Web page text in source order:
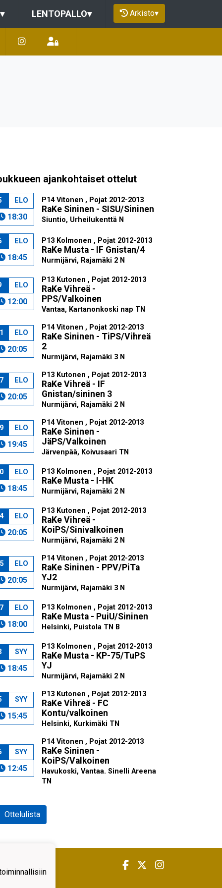
▾ LENTOPALLO▾ Arkisto▾
ajankohtaiset ottelut
ELO
18:30
P14 Vitonen , Pojat 2012-2013
RaKe Sininen - SISU/Sininen
Siuntio, Urheilukenttä N
ELO
18:45
P13 Kolmonen , Pojat 2012-2013
RaKe Musta - IF Gnistan/4
Nurmijärvi, Rajamäki 2 N
ELO
12:00
P13 Kutonen , Pojat 2012-2013
RaKe Vihreä -
PPS/Valkoinen
Vantaa, Kartanonkoski nap TN
ELO
20:05
P14 Vitonen , Pojat 2012-2013
RaKe Sininen - TiPS/Vihreä
2
Nurmijärvi, Rajamäki 3 N
ELO
20:05
P13 Kutonen , Pojat 2012-2013
RaKe Vihreä - IF
Gnistan/sininen 3
Nurmijärvi, Rajamäki 2 N
ELO
19:45
P14 Vitonen , Pojat 2012-2013
RaKe Sininen -
JäPS/Valkoinen
Järvenpää, Koivusaari TN
ELO
18:45
P13 Kolmonen , Pojat 2012-2013
RaKe Musta - I-HK
Nurmijärvi, Rajamäki 2 N
ELO
20:05
P13 Kutonen , Pojat 2012-2013
RaKe Vihreä -
KoiPS/Sinivalkoinen
Nurmijärvi, Rajamäki 2 N
ELO
20:05
P14 Vitonen , Pojat 2012-2013
RaKe Sininen - PPV/PiTa
YJ2
Nurmijärvi, Rajamäki 3 N
ELO
18:00
P13 Kolmonen , Pojat 2012-2013
RaKe Musta - PuiU/Sininen
Helsinki, Puistola TN B
SYY
18:45
P13 Kolmonen , Pojat 2012-2013
RaKe Musta - KP-75/TuPS
YJ
Nurmijärvi, Rajamäki 2 N
SYY
15:45
P13 Kutonen , Pojat 2012-2013
RaKe Vihreä - FC
Kontu/valkoinen
Helsinki, Kurkimäki TN
SYY
12:45
P14 Vitonen , Pojat 2012-2013
RaKe Sininen -
KoiPS/Valkoinen
Havukoski, Vantaa. Sinelli Areena
TN
Ottelulista